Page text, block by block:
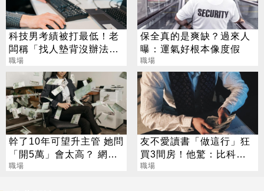
科技男考績被打最低！老
闆稱「找人墊背沒辦法」
網勸：年後就離職
職場
保全真的是爽缺？過來人
曝：運氣好根本像度假
職場
幹了10年可望升主管 她問
「開5萬」會太高？ 網傻
眼：怎待得下去
職場
友不愛讀書「做這行」狂
買3間房！他驚：比科技
業強
職場